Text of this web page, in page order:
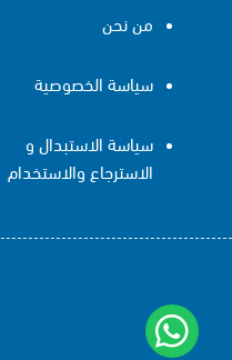
من نحن
سياسة الخصوصية
سياسة الاستبدال و
الاسترجاع والاستخدام